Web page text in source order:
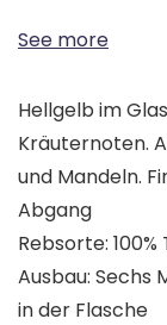
See more
Hellgelb im
Kräuternoten.
und Mandeln.
Abgang
Rebsorte:
Ausbau: Sechs
in der Flasche